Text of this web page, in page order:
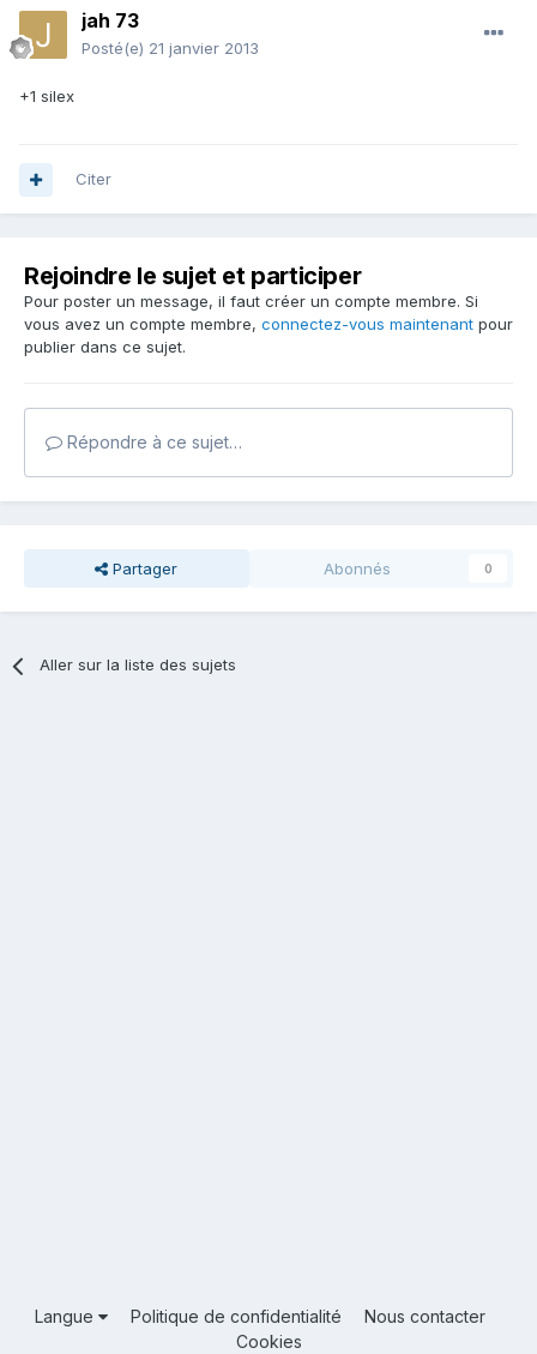
jah 73
Posté(e) 21 janvier 2013
+1 silex
Citer
Rejoindre le sujet et participer
Pour poster un message, il faut créer un compte membre. Si
vous avez un compte membre, connectez-vous maintenant pour
publier dans ce sujet.
Répondre à ce sujet…
Partager Abonnés 0
Aller sur la liste des sujets
Langue Politique de confidentialité
Nous contacter
Cookies